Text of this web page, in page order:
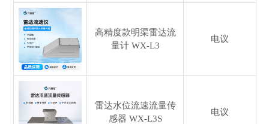
高精度款明渠雷达流
量计 WX-L3
电议
雷达水位流速流量传
感器 WX-L3S
电议